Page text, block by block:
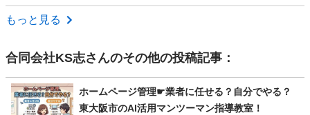
大阪 大阪市
もっと見る
合同会社KS志さんのその他の投稿記事：
ホームページ管理☛業者に任せる？自分でやる？
東大阪市のAI活用マンツーマン指導教室！